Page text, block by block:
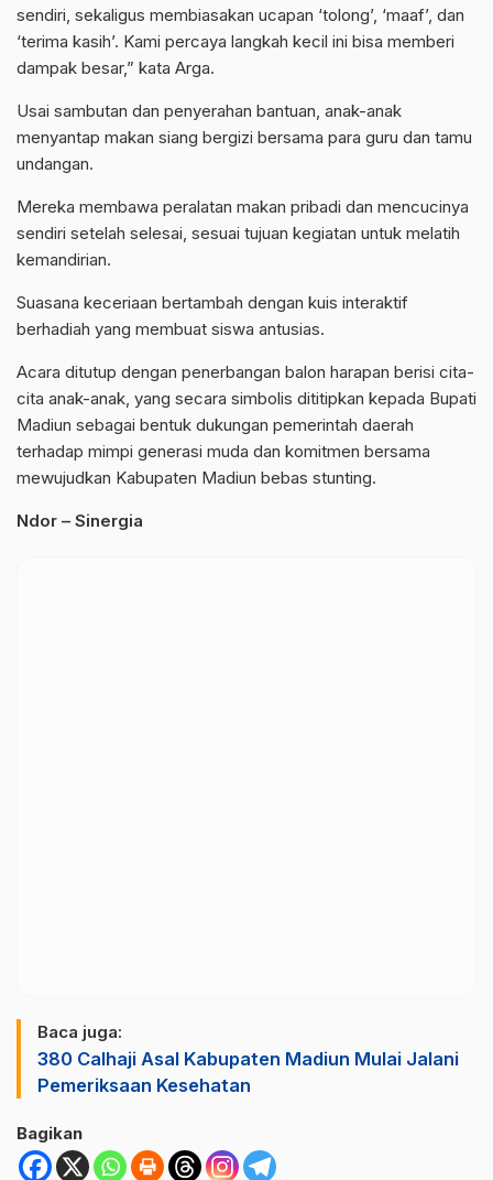
sendiri, sekaligus membiasakan ucapan ‘tolong’, ‘maaf’, dan
‘terima kasih’. Kami percaya langkah kecil ini bisa memberi
dampak besar,” kata Arga.
Usai sambutan dan penyerahan bantuan, anak-anak
menyantap makan siang bergizi bersama para guru dan tamu
undangan.
Mereka membawa peralatan makan pribadi dan mencucinya
sendiri setelah selesai, sesuai tujuan kegiatan untuk melatih
kemandirian.
Suasana keceriaan bertambah dengan kuis interaktif
berhadiah yang membuat siswa antusias.
Acara ditutup dengan penerbangan balon harapan berisi cita-
cita anak-anak, yang secara simbolis dititipkan kepada Bupati
Madiun sebagai bentuk dukungan pemerintah daerah
terhadap mimpi generasi muda dan komitmen bersama
mewujudkan Kabupaten Madiun bebas stunting.
Ndor – Sinergia
Baca juga:
380 Calhaji Asal Kabupaten Madiun Mulai Jalani
Pemeriksaan Kesehatan
Bagikan